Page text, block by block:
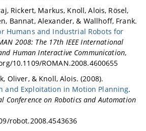
Rickert, Markus, Knoll, Alois, Rösel,
Bannat, Alexander, & Wallhoff, Frank.
Humans and Industrial Robots for
2008: The 17th IEEE International
Human Interactive Communication,
10.1109/ROMAN.2008.4600655
Oliver, & Knoll, Alois. (2008).
and Exploitation in Motion Planning.
Conference on Robotics and Automation
robot.2008.4543636